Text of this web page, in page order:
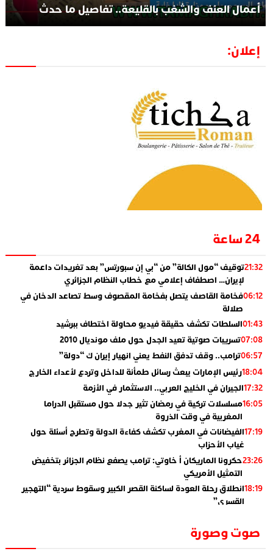
أعمال العنف والشغب بالقليعة.. تفاصيل ما حدث
إعلان:
24 ساعة
21:32توقيف “مول الكالة” من “بي إن سبورتس” بعد تغريدات داعمة
لإيران… اصطفاف إعلامي مع خطاب النظام الجزائري
06:12فخامة القاصف يتصل بفخامة المقصوف وسط تصاعد الدخان في
صلالة
01:43السلطات تكشف حقيقة فيديو محاولة اختطاف ببرشيد
07:08تسريبات صوتية تعيد الجدل حول ملف مونديال 2010
06:57ترامب.. وقف تدفق النفط يعني انهيار إيران ك “دولة”
18:04رئيس الإمارات يبعث رسائل طمأنة للداخل وتردع لأعداء الخارج
17:32الجيران في الخليج العربي.. الاستثمار في الأزمة
16:05مسلسلات تركية في رمضان تثير جدلا حول مستقبل الدراما
المغربية في وقت الذروة
17:19الفيضانات في المغرب تكشف كفاءة الدولة وتطرح أسئلة حول
غياب الأحزاب
23:26حكرونا الماريكان أ خاوتي: ترامب يصفع نظام الجزائر بتخفيض
التمثيل الأمريكي
18:19انطلاق رحلة العودة لساكنة القصر الكبير وسقوط سردية “التهجير
القسري”
01:55
​”لارام”.. 3 خطوط أخرى نحو إسبانيا وهذه هي الوجهاتصوت وصورة